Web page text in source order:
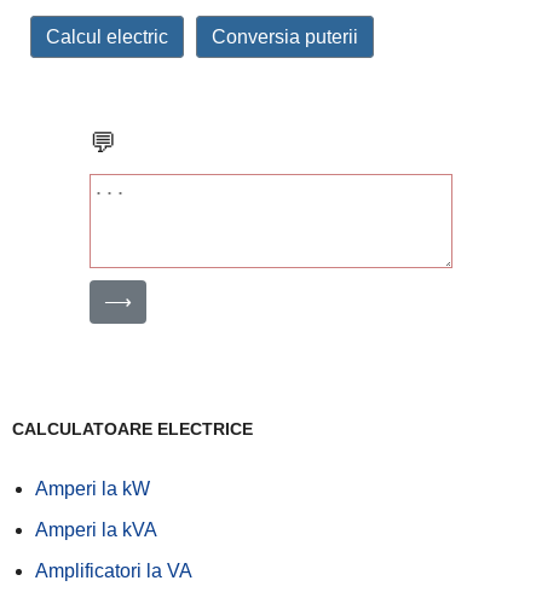
Calcul electric Conversia puterii
💬
⟶
CALCULATOARE ELECTRICE
Amperi la kW
Amperi la kVA
Amplificatori la VA